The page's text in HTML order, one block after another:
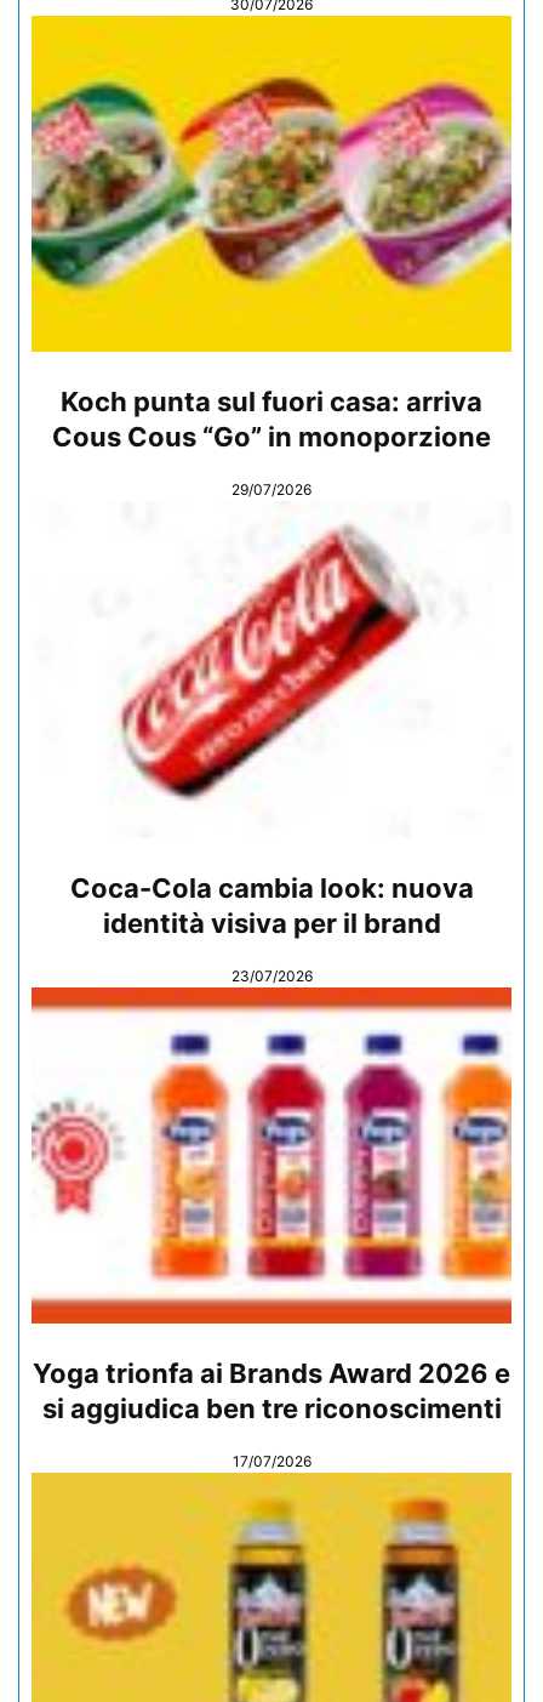
30/07/2026
Koch punta sul fuori casa: arriva
Cous Cous “Go” in monoporzione
29/07/2026
Coca-Cola cambia look: nuova
identità visiva per il brand
23/07/2026
Yoga trionfa ai Brands Award 2026 e
si aggiudica ben tre riconoscimenti
17/07/2026